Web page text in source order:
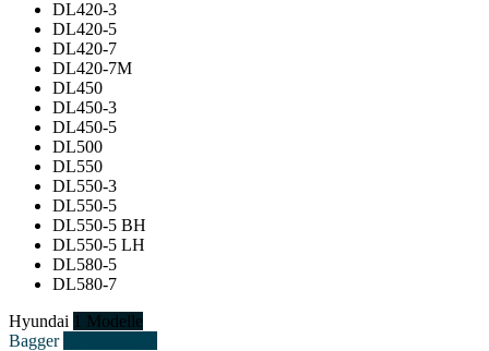
DL420-3
DL420-5
DL420-7
DL420-7M
DL450
DL450-3
DL450-5
DL500
DL550
DL550-3
DL550-5
DL550-5 BH
DL550-5 LH
DL580-5
DL580-7
Hyundai 1 Modelle
Bagger